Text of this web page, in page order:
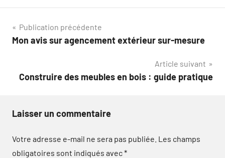
Navigation
de
Publication précédente
Mon avis sur agencement extérieur sur-mesure
Article suivant
Construire des meubles en bois : guide pratique
Laisser un commentaire
Votre adresse e-mail ne sera pas publiée. Les champs
obligatoires sont indiqués avec*